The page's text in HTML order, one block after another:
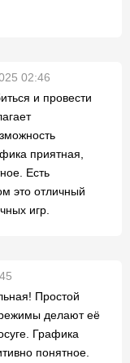
02:46
и провести
приятная,
Есть
это отличный
игр.
Простой
делают её
Графика
понятное.